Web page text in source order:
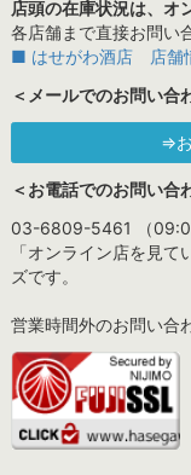
店頭の在庫状況は、オ
各店舗まで直接お問い
■ はせがわ酒店 店舗
＜メールでのお問い合
⇒
＜お電話でのお問い合
03-6809-5461 （
「オンライン店を見
ズです。
営業時間外のお問い合